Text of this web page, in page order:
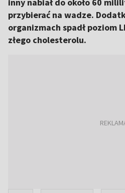
przybierać na wadze.
organizmach spadł poziom
złego cholesterolu.